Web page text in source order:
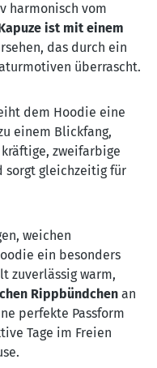
harmonisch vom
ist mit einem
das durch ein
überrascht.
dem Hoodie eine
einem Blickfang,
zweifarbige
sorgt gleichzeitig für
weichen
ein besonders
zuverlässig warm,
Rippbündchen an
perfekte Passform
Tage im Freien